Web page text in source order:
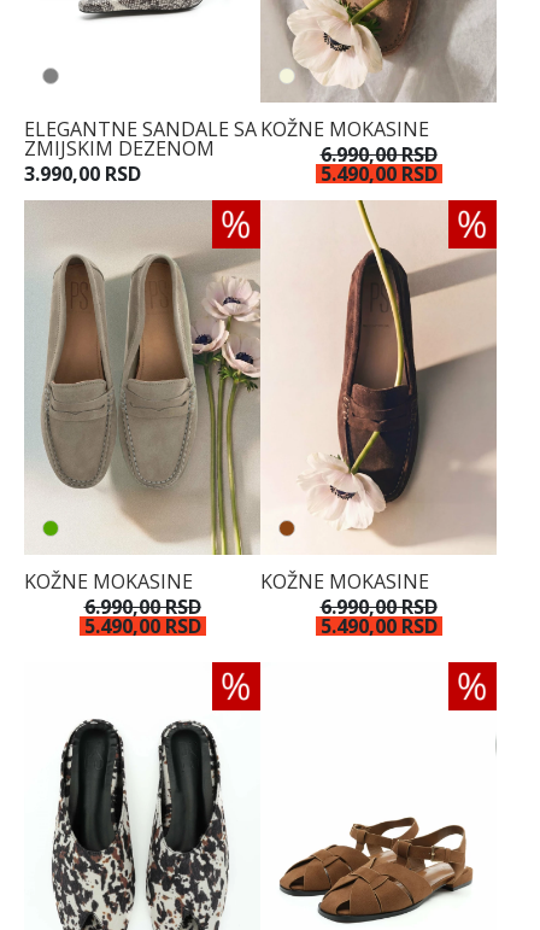
36
37
ELEGANTNE SANDALE SA
ZMIJSKIM DEZENOM
3.990,00 RSD
KOŽNE MOKASINE
6.990,00 RSD
5.490,00 RSD
KOŽNE MOKASINE
6.990,00 RSD
5.490,00 RSD
KOŽNE MOKASINE
6.990,00 RSD
5.490,00 RSD